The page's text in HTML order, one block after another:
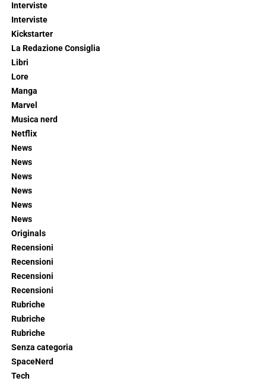
Interviste
Interviste
Kickstarter
La Redazione Consiglia
Libri
Lore
Manga
Marvel
Musica nerd
Netflix
News
News
News
News
News
News
Originals
Recensioni
Recensioni
Recensioni
Recensioni
Rubriche
Rubriche
Rubriche
Senza categoria
SpaceNerd
Tech